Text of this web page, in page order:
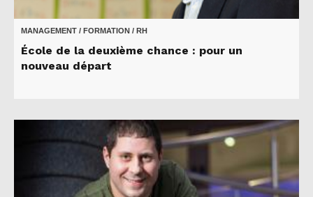
MANAGEMENT / FORMATION / RH
École de la deuxième chance : pour un
nouveau départ